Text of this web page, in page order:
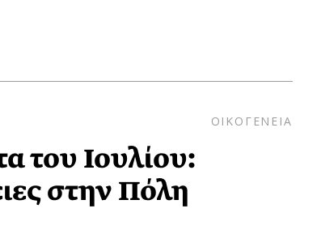
ΟΙΚΟΓΕΝΕΙΑ
του Ιουλίου:
στην Πόλη